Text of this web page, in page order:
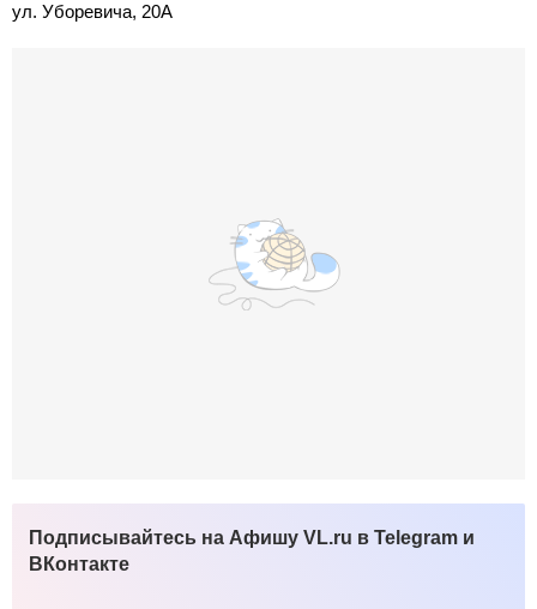
ул. Уборевича, 20А
Подписывайтесь на Афишу VL.ru в Telegram и
ВКонтакте